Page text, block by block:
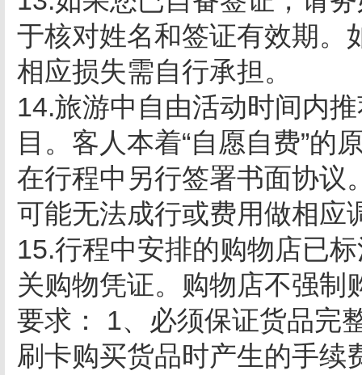
于核对姓名和签证有效期。
相应损失需自行承担。
14.旅游中自由活动时间内
目。客人本着“自愿自费”的
在行程中另行签署书面协议
可能无法成行或费用做相应
15.行程中安排的购物店已
关购物凭证。购物店不强制
要求： 1、必须保证货品完
刷卡购买货品时产生的手续